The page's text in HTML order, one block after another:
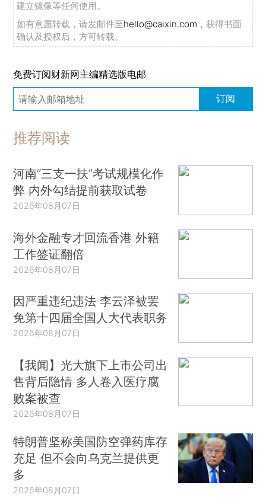
建立镜像等任何使用。
如有意愿转载，请发邮件至hello@caixin.com ，获得书面
确认及授权后，方可转载。
免费订阅财新网主编精选版电邮
订阅
推荐阅读
河南“三支一扶”考试规模化作
弊 内外勾结提前获取试卷
2026年08月07日
海外金融专才回流香港 外籍
工作签证翻倍
2026年08月07日
因严重违纪违法 李云泽被罢
免第十四届全国人大代表职务
2026年08月07日
【我闻】光大旗下上市公司出
售背后隐情 多人卷入医疗腐
败案被查
2026年08月07日
特朗普坚称美国防空弹药库存
充足 但不会向乌克兰提供更
多
2026年08月07日